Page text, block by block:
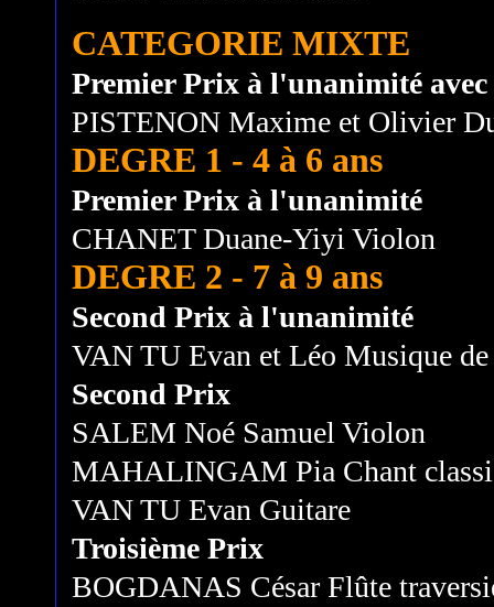
CATEGORIE MIXTE
Premier Prix à l'unanimité
PISTENON Maxime et Olivier
DEGRE 1 - 4 à 6 ans
Premier Prix à l'unanimité
CHANET Duane-Yiyi Violon
DEGRE 2 - 7 à 9 ans
Second Prix à l'unanimité
VAN TU Evan et Léo Musique de
Second Prix
SALEM Noé Samuel Violon
MAHALINGAM Pia Chant
VAN TU Evan Guitare
Troisième Prix
BOGDANAS César Flûte